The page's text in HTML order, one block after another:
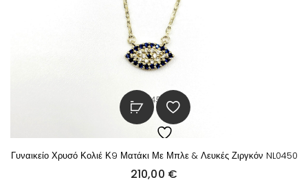
Γυναικείο Χρυσό Κολιέ Κ9 Ματάκι Με Μπλε & Λευκές Ζιργκόν NL0450
210,00 €